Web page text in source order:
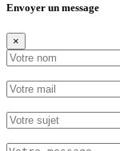
Envoyer un message
×